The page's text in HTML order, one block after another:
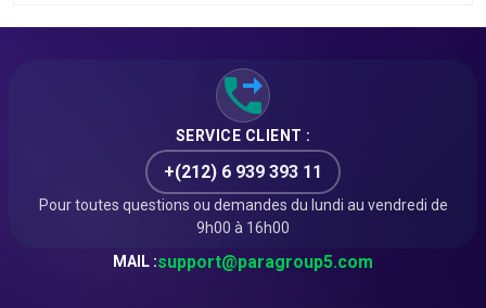
SERVICE CLIENT :
+(212) 6 939 393 11
Pour toutes questions ou demandes du lundi au vendredi de
9h00 à 16h00
MAIL :support@paragroup5.com